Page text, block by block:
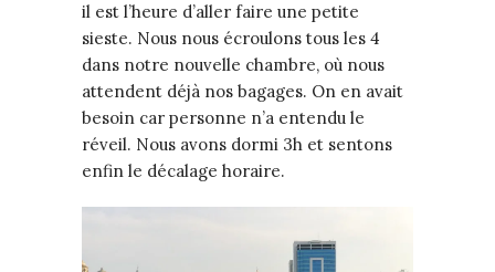
il est l’heure d’aller faire une petite
sieste. Nous nous écroulons tous les 4
dans notre nouvelle chambre, où nous
attendent déjà nos bagages. On en avait
besoin car personne n’a entendu le
réveil. Nous avons dormi 3h et sentons
enfin le décalage horaire.